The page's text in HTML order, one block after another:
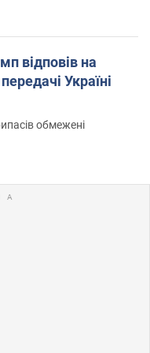
відповів на
Україні
обмежені